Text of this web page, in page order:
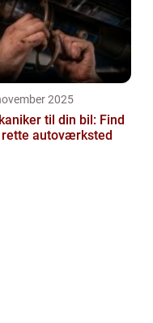
2025
til din bil: Find
autoværksted